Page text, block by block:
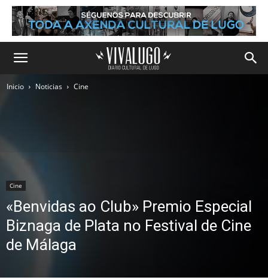
Inicio Noticias Cine
Cine
«Benvidas ao Club» Premio Especial
Biznaga de Plata no Festival de Cine
de Málaga